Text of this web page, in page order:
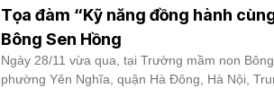
Tọa đàm “Kỹ năng đồng hành
Bông Sen Hồng
Ngày 28/11 vừa qua, tại Trường mầm non
phường Yên Nghĩa, quận Hà Đông, Hà Nội,